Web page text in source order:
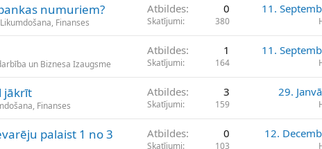
numuriem?
Finanses
Atbildes 0
Skatījumi 380
11.
un Biznesa Izaugsme
Atbildes 1
Skatījumi 164
11.
jākrīt
Finanses
Atbildes 3
Skatījumi 159
29.
palaist 1 no 3
Atbildes 0
Skatījumi 103
12.